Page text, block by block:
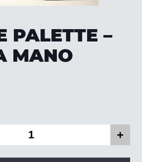
PALETTE –
MANO
+